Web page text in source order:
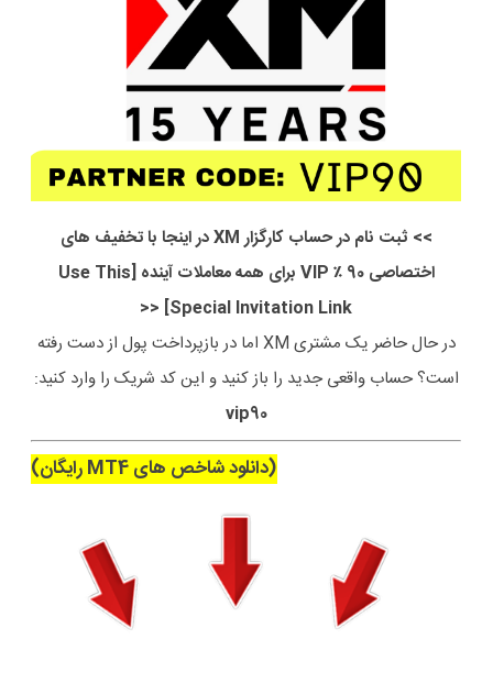
>> ثبت نام در حساب کارگزار XM در اینجا با تخفیف های
اختصاصی 90 ٪ VIP برای همه معاملات آینده [Use This
Special Invitation Link] <<
در حال حاضر یک مشتری XM اما در بازپرداخت پول از دست رفته
است؟ حساب واقعی جدید را باز کنید و این کد شریک را وارد کنید:
vip90
(دانلود شاخص های MT4 رایگان)